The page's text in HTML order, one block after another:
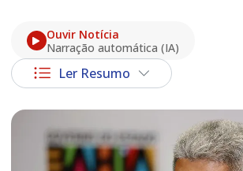
Ouvir Notícia
Narração automática (IA)
Ler Resumo